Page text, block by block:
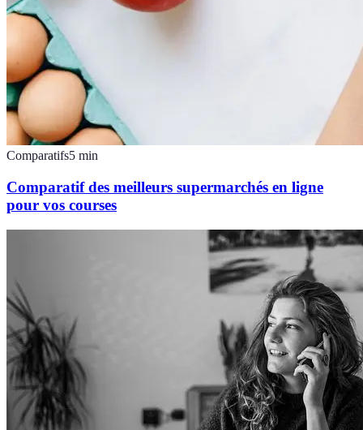
Comparatifs5 min
Comparatif des meilleurs supermarchés en ligne
pour vos courses